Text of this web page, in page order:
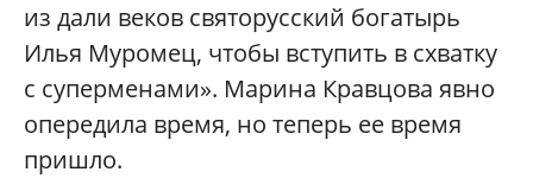
из дали веков святорусский богатырь
Илья Муромец, чтобы вступить в схватку
с суперменами». Марина Кравцова явно
опередила время, но теперь ее время
пришло.